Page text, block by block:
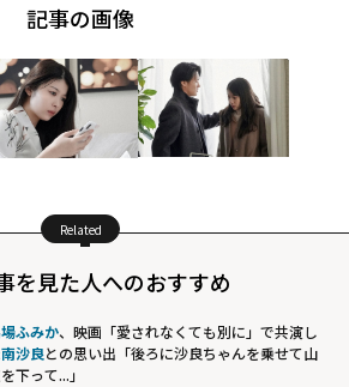
記事の画像
Related
を見た人へのおすすめ
ふみか、映画「愛されなくても別に」で共演し
南沙良との思い出「後ろに沙良ちゃんを乗せて山
下って...」